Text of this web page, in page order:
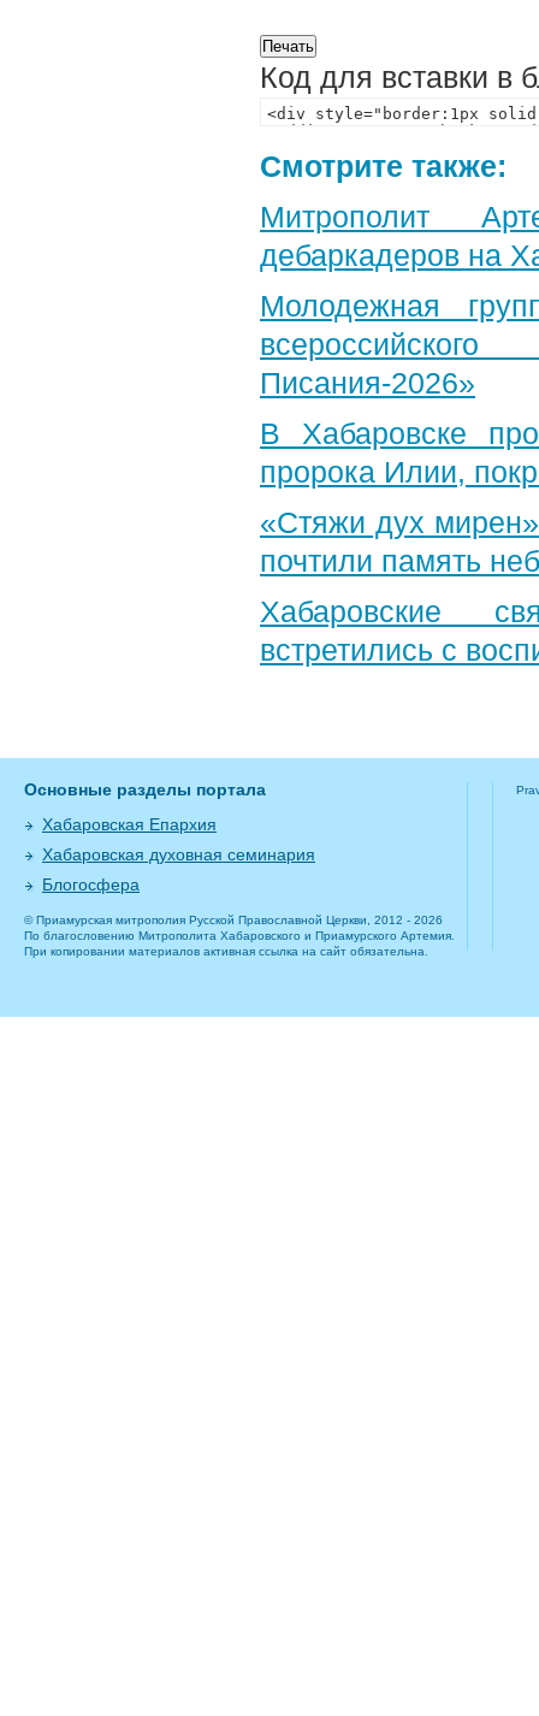
Код для вставки в
Смотрите также:
Митрополит
дебаркадеров на
Молодежная
Писания-2026»
В Хабаровске
пророка Илии,
«Стяжи дух
почтили память
Хабаровские
встретились с
Основные разделы портала
Хабаровская Епархия
Хабаровская духовная семинария
Блогосфера
© Приамурская митрополия Русской Православной Церкви, 2012 - 2026
По благословению Митрополита Хабаровского и Приамурского Артемия.
При копировании материалов активная ссылка на сайт обязательна.